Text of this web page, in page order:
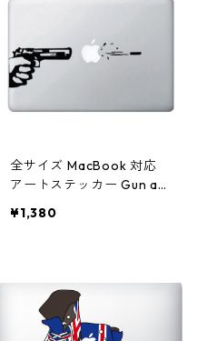
全サイズ MacBook 対応
アートステッカー Gun an
¥1,380